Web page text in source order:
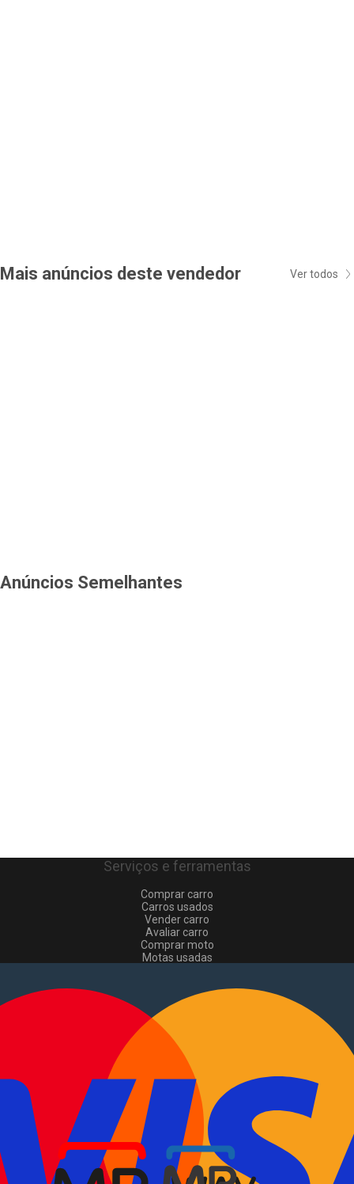
Mais anúncios deste vendedor Ver todos
Anúncios Semelhantes
Serviços e ferramentas
Comprar carro
Carros usados
Vender carro
Avaliar carro
Comprar moto
Motas usadas
Comerciais usados
Vender comerciais
Informações
Como comprar e vender
Pacotes de anúncios
Verificar VIN e matrícula
Sitemap
EN
Sobre Nós